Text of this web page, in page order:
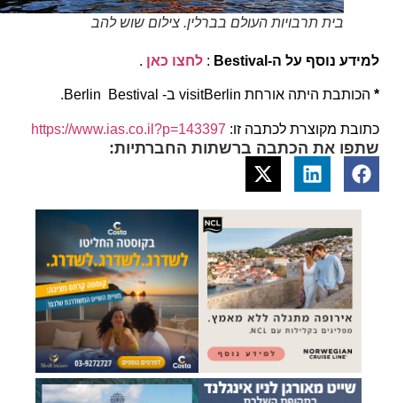
בית תרבויות העולם בברלין. צילום שוש להב
למידע נוסף על ה-Bestival :לחצו כאן.
הכותבת היתה אורחת visitBerlin ב- Berlin Bestival.
כתובת מקוצרת לכתבה זו: https://www.ias.co.il?p=143397
שתפו את הכתבה ברשתות החברתיות: